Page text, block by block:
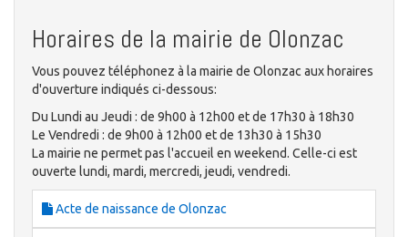
Horaires de la mairie de Olonzac
Vous pouvez téléphonez à la mairie de Olonzac aux horaires
d'ouverture indiqués ci-dessous:
Du Lundi au Jeudi : de 9h00 à 12h00 et de 17h30 à 18h30
Le Vendredi : de 9h00 à 12h00 et de 13h30 à 15h30
La mairie ne permet pas l'accueil en weekend. Celle-ci est
ouverte lundi, mardi, mercredi, jeudi, vendredi.
Acte de naissance de Olonzac